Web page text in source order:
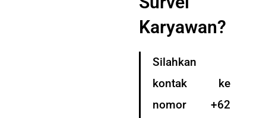
Karyawan?
Silahkan
kontak ke
nomor +62